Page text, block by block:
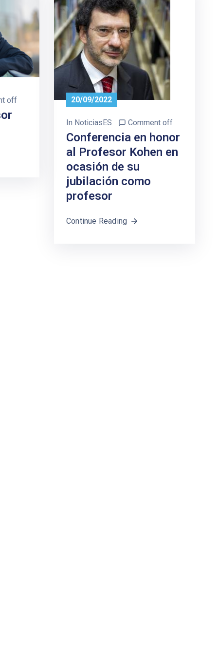
off 20/09/2022
In NoticiasES Comment off
Conferencia en honor
al Profesor Kohen en
ocasión de su
jubilación como
profesor
Continue Reading